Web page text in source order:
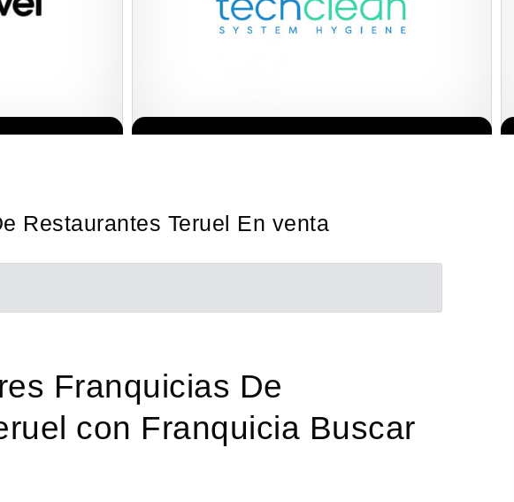
Restaurantes Teruel En venta
Franquicias De
con Franquicia Buscar